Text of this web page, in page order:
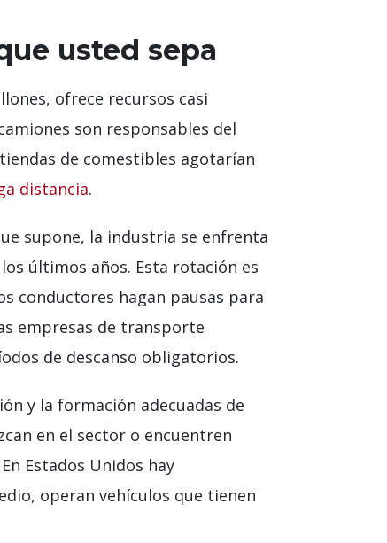
usted sepa
ofrece recursos casi
son responsables del
de comestibles agotarían
distancia.
supone, la industria se enfrenta
últimos años. Esta rotación es
conductores hagan pausas para
empresas de transporte
de descanso obligatorios.
y la formación adecuadas de
en el sector o encuentren
Estados Unidos hay
operan vehículos que tienen